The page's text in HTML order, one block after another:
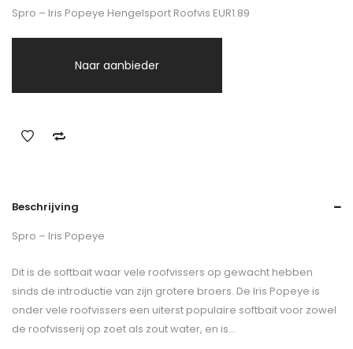
Spro – Iris Popeye Hengelsport Roofvis EUR1.89
Naar aanbieder
Beschrijving
Spro – Iris Popeye
Dit is de softbait waar vele roofvissers op gewacht hebben
sinds de introductie van zijn grotere broers. De Iris Popeye is
onder vele roofvissers een uiterst populaire softbait voor zowel
de roofvisserij op zoet als zout water, en is…